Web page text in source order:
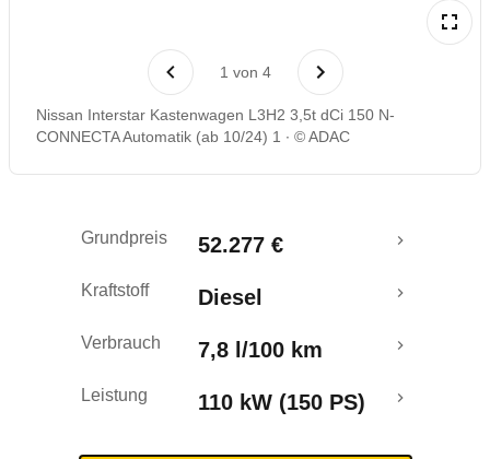
1 von 4
Nissan Interstar Kastenwagen L3H2 3,5t dCi 150 N-
CONNECTA Automatik (ab 10/24) 1
© ADAC
Grundpreis 52.277 €
Kraftstoff Diesel
Verbrauch 7,8 l/100 km
Leistung 110 kW (150 PS)